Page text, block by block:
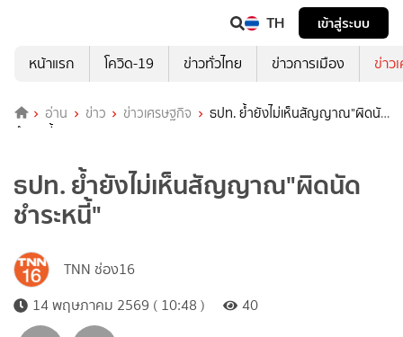
TH
เข้าสู่ระบบ
หน้าแรก
โควิด-19 ข่าวทั่วไทย ข่าวการเมือง ข่าว
อ่าน ข่าว ข่าวเศรษฐกิจ
ธปท. ย้ำยังไม่เห็นสัญญาณ"ผิดนัด
ชำระหนี้"
ธปท. ย้ำยังไม่เห็นสัญญาณ"ผิดนัด
ชำระหนี้"
TNN ช่อง16
14 พฤษภาคม 2569 ( 10:48 )
40